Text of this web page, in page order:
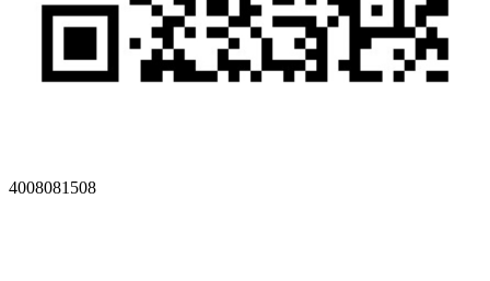
4008081508